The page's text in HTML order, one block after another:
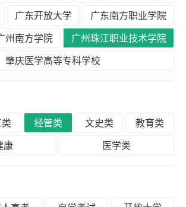
广东开放大学
广东南方职业学院
州南方学院
广州珠江职业技术学院
肇庆医学高等专科学校
经管类 文史类
教育类
康
医学类